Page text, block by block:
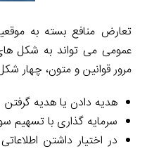
تعارض منافع بسته به
عمومی می تواند به شکل
مرور قوانین و متون، چهار
هدیه دادن یا هدیه گرفتن
سرمایه گذاری با تسهیم
در اختیار داشتن